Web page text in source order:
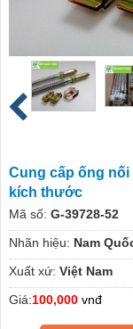
Cung cấp ống
kích thước
Mã số: G-39728-52
Nhãn hiệu: Nam
Xuất xứ: Việt Nam
Giá:100,000 vnđ